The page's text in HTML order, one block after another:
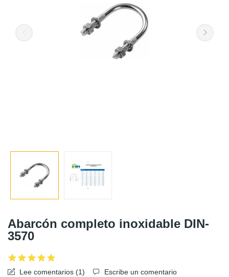
Abarcón completo inoxidable DIN-
3570
Lee comentarios (1) Escribe un comentario